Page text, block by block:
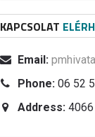
KAPCSOLAT
Email:
Phone: 06 52
Address: